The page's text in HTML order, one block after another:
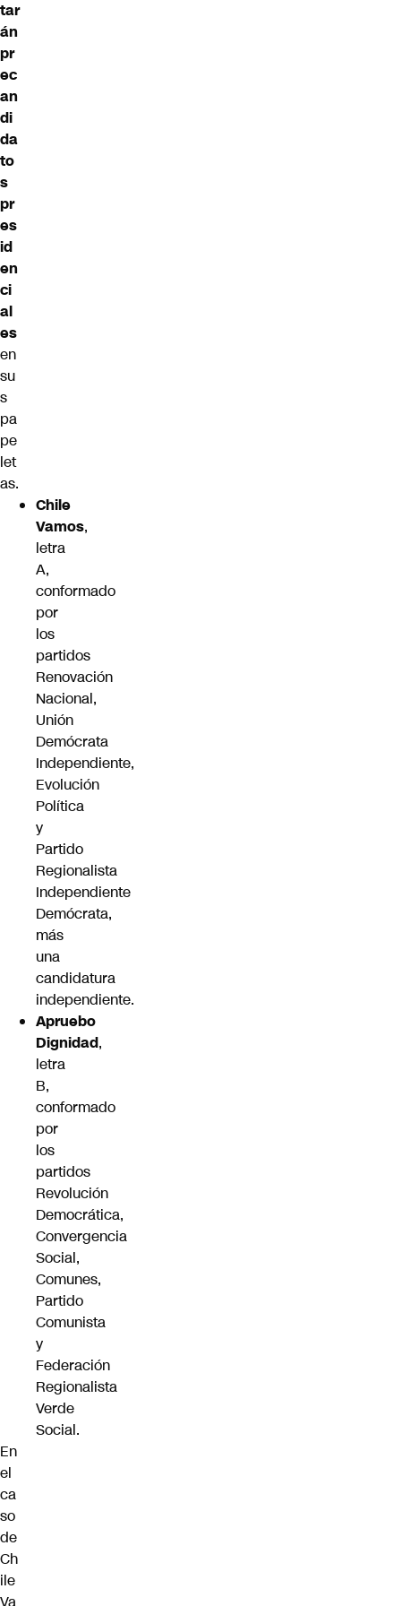
tar
án
pr
ec
an
di
da
to
s
pr
es
id
en
ci
al
es
en
su
s
pa
pe
let
as.
Chile
Vamos,
letra
A,
conformado
por
los
partidos
Renovación
Nacional,
Unión
Demócrata
Independiente,
Evolución
Política
y
Partido
Regionalista
Independiente
Demócrata,
más
una
candidatura
independiente.
Apruebo
Dignidad,
letra
B,
conformado
por
los
partidos
Revolución
Democrática,
Convergencia
Social,
Comunes,
Partido
Comunista
y
Federación
Regionalista
Verde
Social.
En
el
ca
so
de
Ch
ile
Va